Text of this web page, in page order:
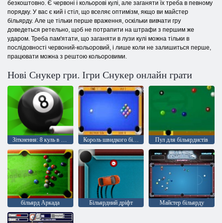
безкоштовно. Є червоні і кольорові кулі, але заганяти їх треба в певному
порядку. У вас є кий і стіл, що вселяє оптимізм, якщо ви майстер
більярду. Але це тільки перше враження, оскільки вивчати гру
доведеться ретельно, щоб не потрапити на штрафи з першим же
ударом. Треба пам'ятати, що заганяти в лузи кулі можна тільки в
послідовності червоний-кольоровий, і лише коли не залишиться перше,
працювати можна з рештою кольоровими.
Нові Снукер гри. Ігри Снукер онлайн грати
Король швидкого більярду Пул для більярдистів
більярд Аркада Більярдний дріфт Майстер більярду